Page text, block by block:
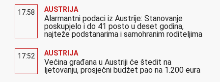
17:58 AUSTRIJA
Alarmantni podaci iz Austrije: Stanovanje
poskupjelo i do 41 posto u deset godina,
najteže podstanarima i samohranim roditeljima
17:52 AUSTRIJA
Većina građana u Austriji će štedit na
ljetovanju, prosječni budžet pao na 1.200 eura